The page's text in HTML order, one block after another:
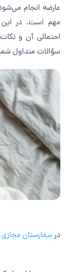
عارضه انجام
مهم است. در این
احتمالی آن و
سؤالات متداول
در بیمارستان مجازی